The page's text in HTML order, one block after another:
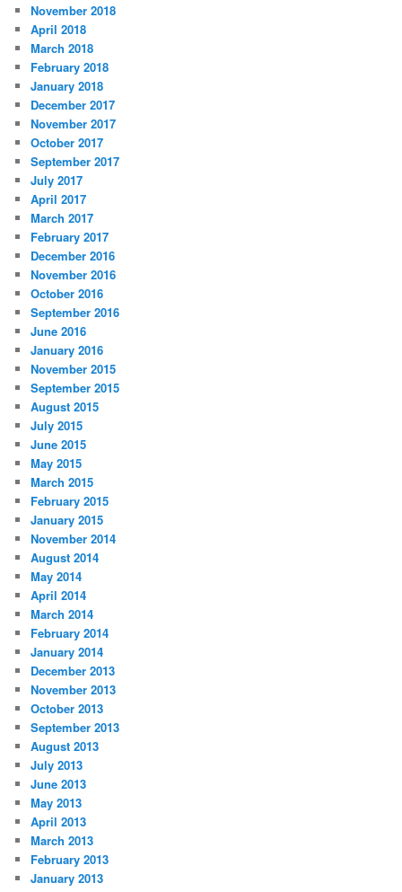
November 2018
April 2018
March 2018
February 2018
January 2018
December 2017
November 2017
October 2017
September 2017
July 2017
April 2017
March 2017
February 2017
December 2016
November 2016
October 2016
September 2016
June 2016
January 2016
November 2015
September 2015
August 2015
July 2015
June 2015
May 2015
March 2015
February 2015
January 2015
November 2014
August 2014
May 2014
April 2014
March 2014
February 2014
January 2014
December 2013
November 2013
October 2013
September 2013
August 2013
July 2013
June 2013
May 2013
April 2013
March 2013
February 2013
January 2013